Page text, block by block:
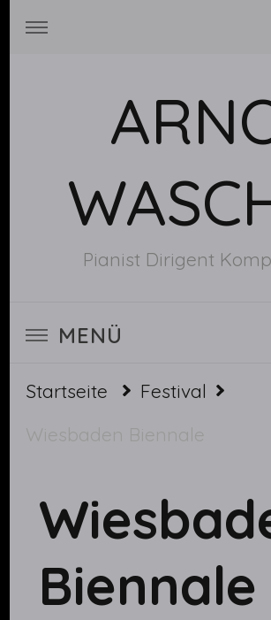
Pianist Dirigent
MENÜ
Startseite
Festival
Wiesbaden Biennale
Biennale